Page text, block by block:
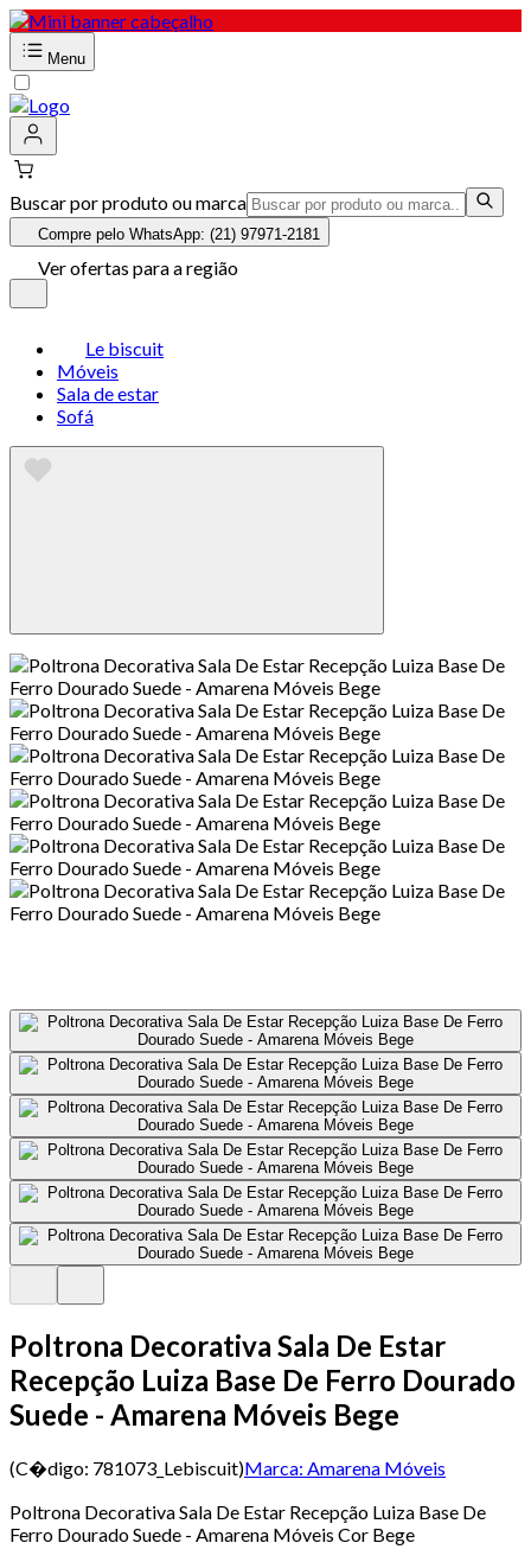
Menu
Buscar por produto ou marca
Compre pelo WhatsApp: (21) 97971-2181
Ver ofertas para a região
Le biscuit
Móveis
Sala de estar
Sofá
Poltrona Decorativa Sala De Estar
Recepção Luiza Base De Ferro Dourado
Suede - Amarena Móveis Bege
(C�digo: 781073_Lebiscuit)Marca: Amarena Móveis
Poltrona Decorativa Sala De Estar Recepção Luiza Base De
Ferro Dourado Suede - Amarena Móveis Cor Bege